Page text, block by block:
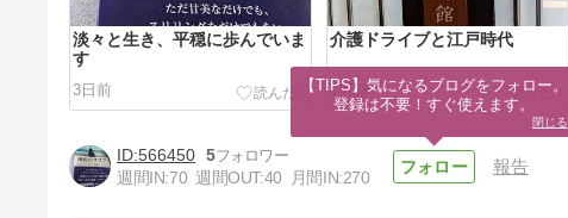
淡々と生き、平穏に歩んでいま
す
3日前
介護ドライブと江戸時代
14日前
566450 5
週間IN:70 週間OUT:40 月間IN:270
報告
【TIPS】気になるブログをフォロー。
登録は不要！すぐ使えます。
閉じる